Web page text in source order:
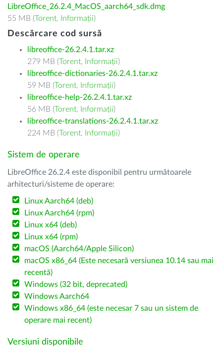
LibreOffice_26.2.4_MacOS_aarch64_sdk.dmg
55 MB (Torent, Informații)
Descărcare cod sursă
libreoffice-26.2.4.1.tar.xz
279 MB (Torent, Informații)
libreoffice-dictionaries-26.2.4.1.tar.xz
59 MB (Torent, Informații)
libreoffice-help-26.2.4.1.tar.xz
56 MB (Torent, Informații)
libreoffice-translations-26.2.4.1.tar.xz
224 MB (Torent, Informații)
Sistem de operare
LibreOffice 26.2.4 este disponibil pentru următoarele
arhitecturi/sisteme de operare:
Linux Aarch64 (deb)
Linux Aarch64 (rpm)
Linux x64 (deb)
Linux x64 (rpm)
macOS (Aarch64/Apple Silicon)
macOS x86_64 (Este necesară versiunea 10.14 sau mai
recentă)
Windows (32 bit, deprecated)
Windows Aarch64
Windows x86_64 (este necesar 7 sau un sistem de
operare mai recent)
Versiuni disponibile